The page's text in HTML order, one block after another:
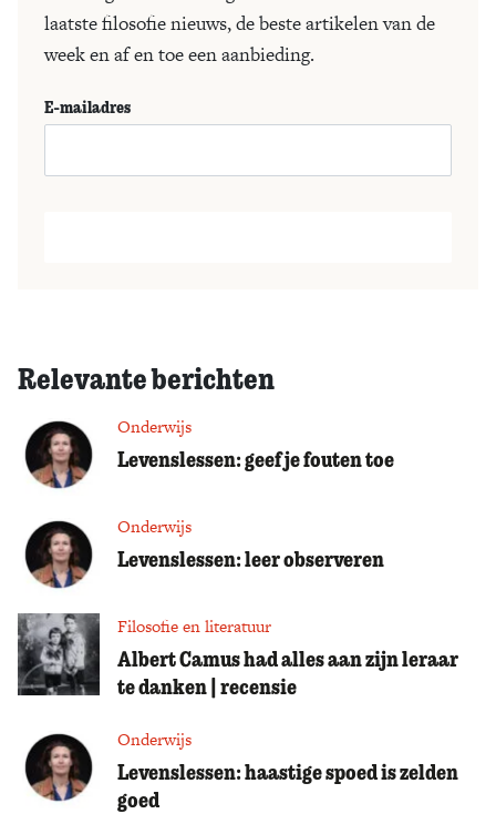
laatste filosofie nieuws, de beste artikelen van de
week en af en toe een aanbieding.
E-mailadres
Relevante berichten
Onderwijs
Levenslessen: geef je fouten toe
Onderwijs
Levenslessen: leer observeren
Filosofie en literatuur
Albert Camus had alles aan zijn leraar
te danken | recensie
Onderwijs
Levenslessen: haastige spoed is zelden
goed